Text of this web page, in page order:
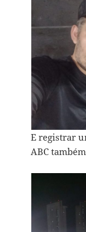
E registrar
ABC